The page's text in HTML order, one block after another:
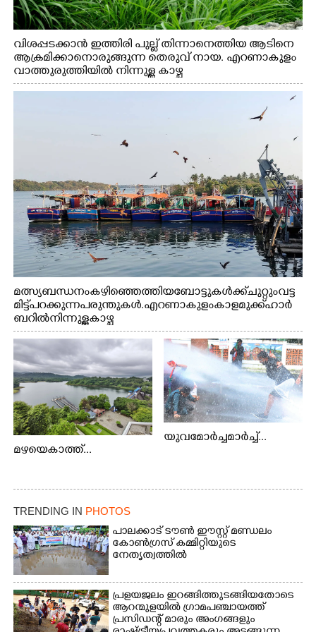
വിശപ്പടക്കാൻ ഇത്തിരി പുല്ല് തിന്നാനെത്തിയ ആടിനെ
ആക്രമിക്കാനൊരുങ്ങുന്ന തെരുവ് നായ. എറണാകുളം
വാത്തുരുത്തിയിൽ നിന്നുള്ള കാഴ്ച
മത്സ്യബന്ധനം കഴിഞ്ഞെത്തിയ ബോട്ടുകൾക്ക് ചുറ്റും വട്ട
മിട്ട് പറക്കുന്ന പരുന്തുകൾ. എറണാകുളം കാളമുക്ക് ഹാർ
ബറിൽ നിന്നുള്ള കാഴ്ച
മഴയെകാത്ത്...
യുവമോർച്ചമാർച്ച്...
TRENDING IN PHOTOS
പാലക്കാട് ടൗൺ ഈസ്റ്റ് മണ്ഡലം
കോൺഗ്രസ് കമ്മിറ്റിയുടെ
നേതൃത്വത്തിൽ
പ്രളയജലം ഇറങ്ങിത്തുടങ്ങിയതോടെ
ആറന്മുളയിൽ ഗ്രാമപഞ്ചായത്ത്
പ്രസിഡന്റ് മാരും അംഗങ്ങളും
×
Share this link